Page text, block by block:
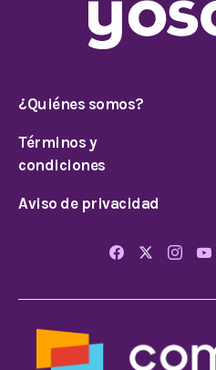
¿Quiénes somos?
Términos y
condiciones
Aviso de privacidad